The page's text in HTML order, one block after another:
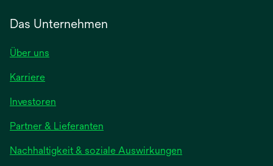
Das Unternehmen
Über uns
Karriere
Investoren
einer
neuen
Registerkarte
Partner & Lieferanten
Nachhaltigkeit & soziale Auswirkungen